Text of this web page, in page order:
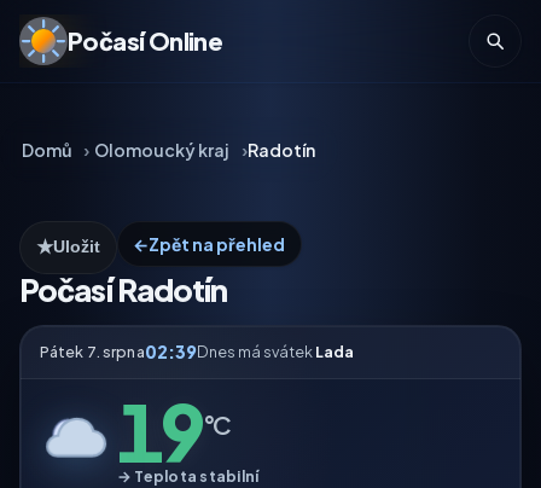
Počasí Online
Domů Olomoucký kraj Radotín
←Zpět na přehled
Počasí Radotín
★Uložit
Pátek 7. srpna02:39Dnes má svátekLada
19°C
→ Teplota stabilní